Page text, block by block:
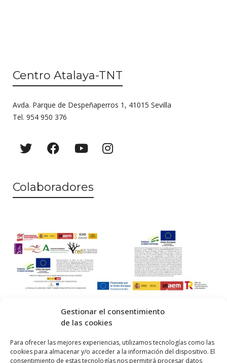
Gestionar el consentimiento
de las cookies
Para ofrecer las mejores experiencias, utilizamos tecnologías como las
cookies para almacenar y/o acceder a la información del dispositivo. El
consentimiento de estas tecnologías nos permitirá procesar datos
Centro Atalaya-TNT
Avda. Parque de Despeñaperros 1, 41015 Sevilla
Tel. 954 950 376
Colaboradores
by QM.